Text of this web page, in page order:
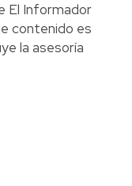
El Informador
contenido es
la asesoría